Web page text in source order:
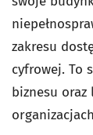
zakresu
cyfrowej. To
biznesu oraz